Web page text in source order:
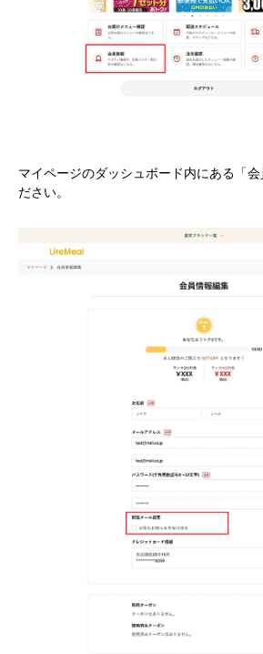
マイページのダッシュボード内にある「会
ださい。